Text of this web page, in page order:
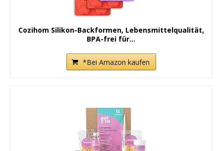
Cozihom Silikon-Backformen, Lebensmittelqualität,
BPA-frei für...
*Bei Amazon kaufen